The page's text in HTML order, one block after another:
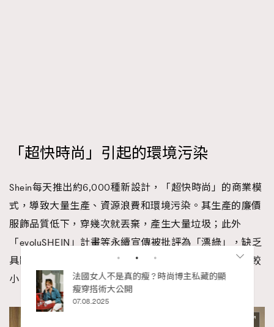
「超快時尚」引起的環境污染
Shein每天推出約6,000種新設計，「超快時尚」的商業模
式，導致大量生產、資源浪費和環境污染。其生產的廉價
服飾品質低下，穿幾次就丟棄，產生大量垃圾；此外
「evoluSHEIN」計畫等永續宣傳被批評為「漂綠」，缺乏
具體、可驗證的證據，誤導消費者認為產品對環境負擔較
小。